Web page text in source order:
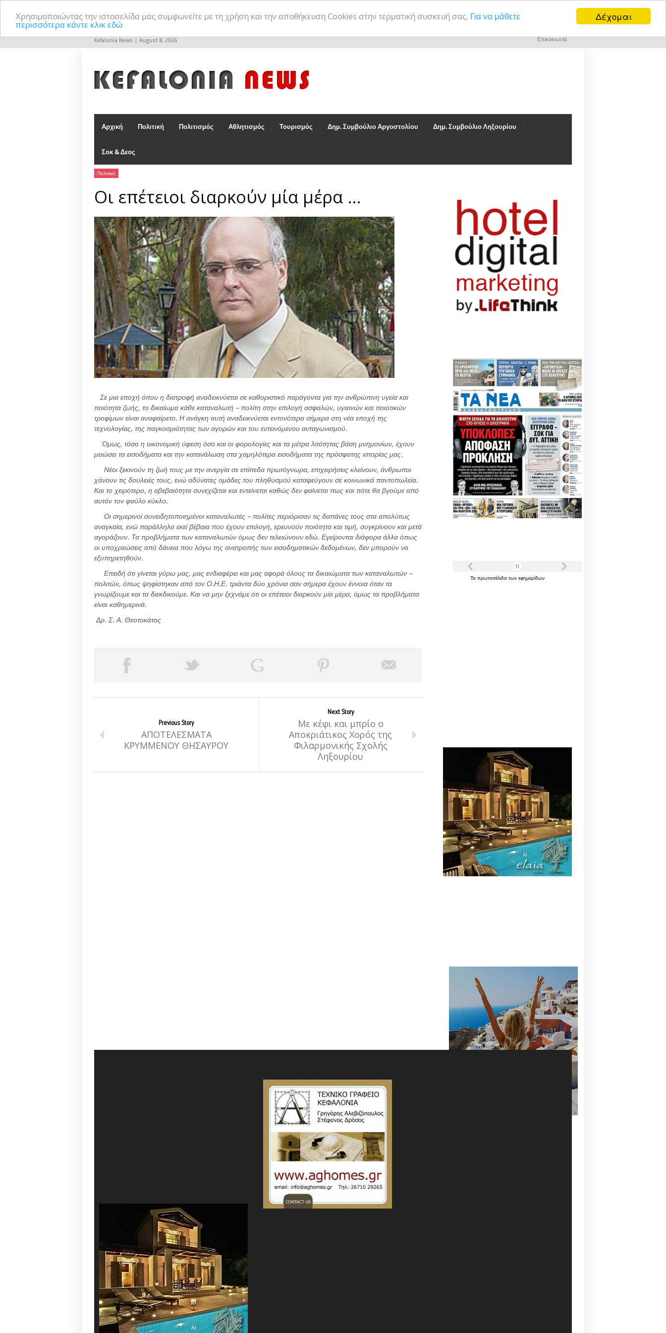
Δέχομαι
Χρησιμοποιώντας την ιστοσελίδα μας συμφωνείτε με τη χρήση και την αποθήκευση Cookies στην τερματική συσκευή σας. Για να μάθετε
περισσότερα κάντε κλικ εδώ
Kefalonia News | August 8, 2026 Επικοινωνία
Αρχική Πολιτική Πολιτισμός Αθλητισμός Τουρισμός Δημ. Συμβούλιο Αργοστολίου Δημ. Συμβούλιο Ληξουρίου
Σοκ & Δεος
Πολιτική
Οι επέτειοι διαρκούν μία μέρα …
Σε μια εποχή όπου η διατροφή αναδεικνύεται σε καθοριστικό παράγοντα για την ανθρώπινη υγεία και
ποιότητα ζωής, το δικαίωμα κάθε καταναλωτή – πολίτη στην επιλογή ασφαλών, υγιεινών και ποιοτικών
τροφίμων είναι αναφαίρετο. Η ανάγκη αυτή αναδεικνύεται εντονότερα σήμερα στη νέα εποχή της
τεχνολογίας, της παγκοσμιότητας των αγορών και του εντεινόμενου ανταγωνισμού.
Όμως, τόσο η οικονομική ύφεση όσο και οι φορολογίες και τα μέτρα λιτότητας βάση μνημονίων, έχουν
μειώσει τα εισοδήματα και την κατανάλωση στα χαμηλότερα εισοδήματα της πρόσφατης ιστορίας μας.
Νέοι ξεκινούν τη ζωή τους με την ανεργία σε επίπεδα πρωτόγνωρα, επιχειρήσεις κλείνουν, άνθρωποι
χάνουν τις δουλειές τους, ενώ αδύνατες ομάδες του πληθυσμού καταφεύγουν σε κοινωνικά παντοπωλεία.
Και το χειρότερο, η αβεβαιότητα συνεχίζεται και εντείνεται καθώς δεν φαίνεται πως και πότε θα βγούμε από
αυτόν τον φαύλο κύκλο.
Οι σημερινοί συνειδητοποιημένοι καταναλωτές – πολίτες περιόρισαν τις δαπάνες τους στα απολύτως
αναγκαία, ενώ παράλληλα εκεί βέβαια που έχουν επιλογή, ερευνούν ποιότητα και τιμή, συγκρίνουν και μετά
αγοράζουν. Τα προβλήματα των καταναλωτών όμως δεν τελειώνουν εδώ. Εγείρονται διάφορα άλλα όπως
οι υποχρεώσεις από δάνεια που λόγω της ανατροπής των εισοδηματικών δεδομένων, δεν μπορούν να
εξυπηρετηθούν.
Επειδή ότι γίνεται γύρω μας, μας ενδιαφέρει και μας αφορά όλους τα δικαιώματα των καταναλωτών –
πολιτών, όπως ψηφίστηκαν από τον Ο.Η.Ε. τριάντα δύο χρόνια σαν σήμερα έχουν έννοια όταν τα
γνωρίζουμε και τα διεκδικούμε. Και να μην ξεχνάμε ότι οι επέτειοι διαρκούν μία μέρα, όμως τα προβλήματα
είναι καθημερινά.
Δρ. Σ. Α. Θεοτοκάτος
Previous Story
ΑΠΟΤΕΛΕΣΜΑΤΑ
ΚΡΥΜΜΕΝΟΥ ΘΗΣΑΥΡΟΥ
Next Story
Με κέφι και μπρίο ο
Αποκριάτικος Χορός της
Φιλαρμονικής Σχολής
Ληξουρίου
Τα πρωτοσέλιδα των εφημερίδων